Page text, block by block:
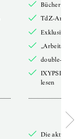
Bücher online
TdZ-Artikel
Exklusive
double-
lesen
Die aktuelle